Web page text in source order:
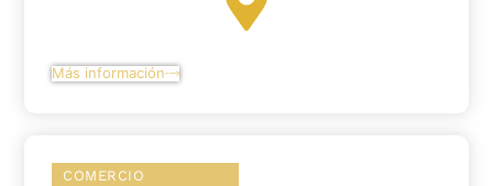
Más información
COMERCIO